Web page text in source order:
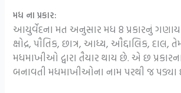
મધ ના પ્રકાર:
આયુર્વેદના મત અનુસાર મધ 8 પ્રકારનું ગણાય
ક્ષોદ્ર, પૌતિક, છાત્ર, આધ્ય, ઔદ્દાલિક, દાલ,
મધમાખીઓ દ્વારા તૈયાર થાય છે. એ છ
બનાવતી મધમાખીઓના નામ પરથી જ પડ્યા